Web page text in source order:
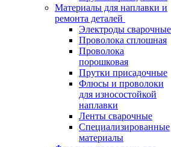
Материалы для наплавки и
ремонта деталей
Электроды сварочные
Проволока сплошная
Проволока
порошковая
Прутки присадочные
Флюсы и проволоки
для износостойкой
наплавки
Ленты сварочные
Специализированные
материалы